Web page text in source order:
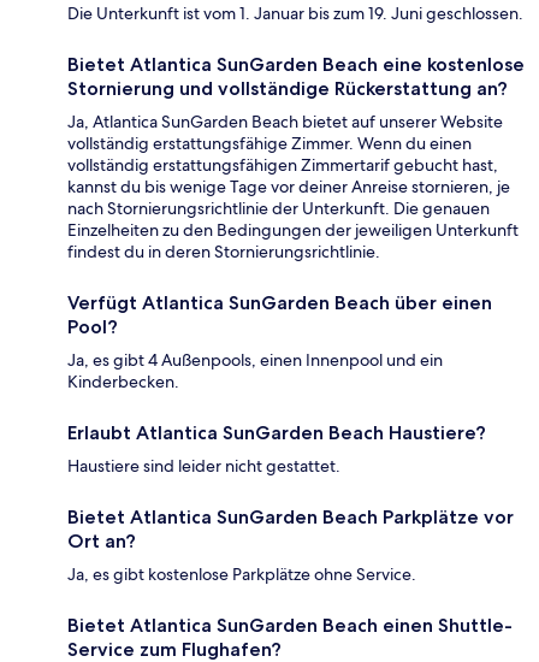
Die Unterkunft ist vom 1. Januar bis zum 19. Juni geschlossen.
Bietet Atlantica SunGarden Beach eine kostenlose
Stornierung und vollständige Rückerstattung an?
Ja, Atlantica SunGarden Beach bietet auf unserer Website
vollständig erstattungsfähige Zimmer. Wenn du einen
vollständig erstattungsfähigen Zimmertarif gebucht hast,
kannst du bis wenige Tage vor deiner Anreise stornieren, je
nach Stornierungsrichtlinie der Unterkunft. Die genauen
Einzelheiten zu den Bedingungen der jeweiligen Unterkunft
findest du in deren Stornierungsrichtlinie.
Verfügt Atlantica SunGarden Beach über einen
Pool?
Ja, es gibt 4 Außenpools, einen Innenpool und ein
Kinderbecken.
Erlaubt Atlantica SunGarden Beach Haustiere?
Haustiere sind leider nicht gestattet.
Bietet Atlantica SunGarden Beach Parkplätze vor
Ort an?
Ja, es gibt kostenlose Parkplätze ohne Service.
Bietet Atlantica SunGarden Beach einen Shuttle-
Service zum Flughafen?